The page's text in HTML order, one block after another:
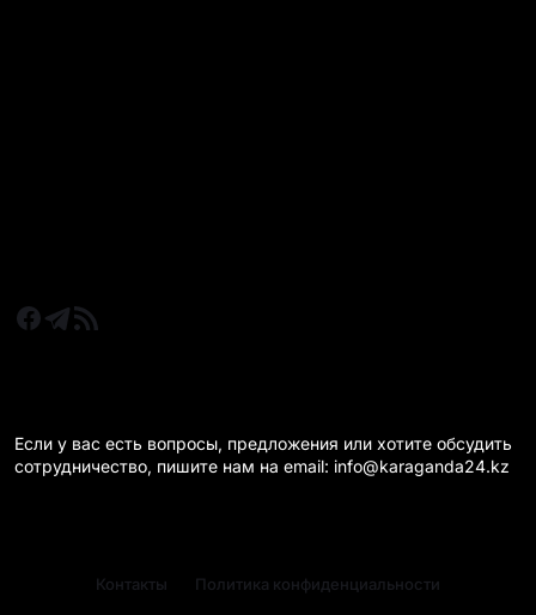
Если у вас есть вопросы, предложения или хотите обсудить
сотрудничество, пишите нам на email: info@karaganda24.kz
Контакты Политика конфиденциальности